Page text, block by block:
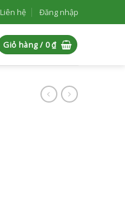
Liên hệ Đăng nhập
Giỏ hàng / 0₫